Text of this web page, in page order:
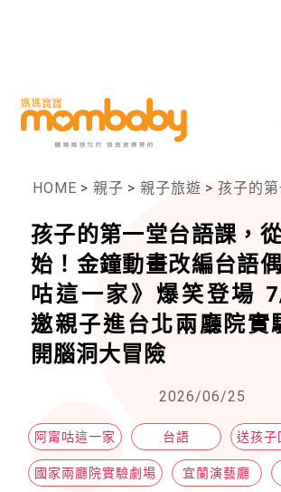
HOME > 親子 > 親子旅遊 > 孩子的第一堂台語課，從阿甯咕開始！金鐘動畫改編台語偶劇
孩子的第一堂台語課，
始！金鐘動畫改編台語
咕這一家》爆笑登場
邀親子進台北兩廳院實
開腦洞大冒險
2026/06/25
阿甯咕這一家 台語 送孩子
國家兩廳院實驗劇場 宜蘭演藝廳